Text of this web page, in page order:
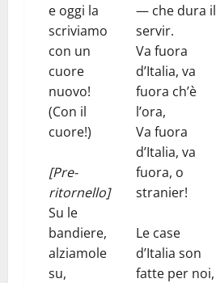
e oggi la
scriviamo
con un
cuore
nuovo!
(Con il
cuore!)
[Pre-
ritornello]
Su le
bandiere,
alziamole
su,
— che dura il
servir.
Va fuora
d’Italia, va
fuora ch’è
l’ora,
Va fuora
d’Italia, va
fuora, o
stranier!
Le case
d’Italia son
fatte per noi,